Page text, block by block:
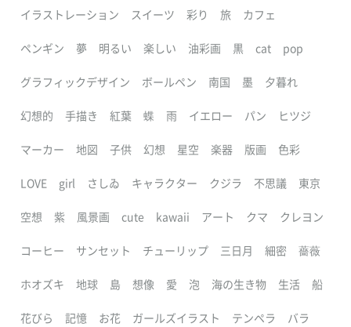
イラストレーション スイーツ 彩り 旅 カフェ
ペンギン 夢 明るい 楽しい 油彩画 黒 cat pop
グラフィックデザイン ボールペン 南国 墨 夕暮れ
幻想的 手描き 紅葉 蝶 雨 イエロー パン ヒツジ
マーカー 地図 子供 幻想 星空 楽器 版画 色彩
LOVE girl さしゐ キャラクター クジラ 不思議 東京
空想 紫 風景画 cute kawaii アート クマ クレヨン
コーヒー サンセット チューリップ 三日月 細密 薔薇
ホオズキ 地球 島 想像 愛 泡 海の生き物 生活 船
花びら 記憶 お花 ガールズイラスト テンペラ バラ